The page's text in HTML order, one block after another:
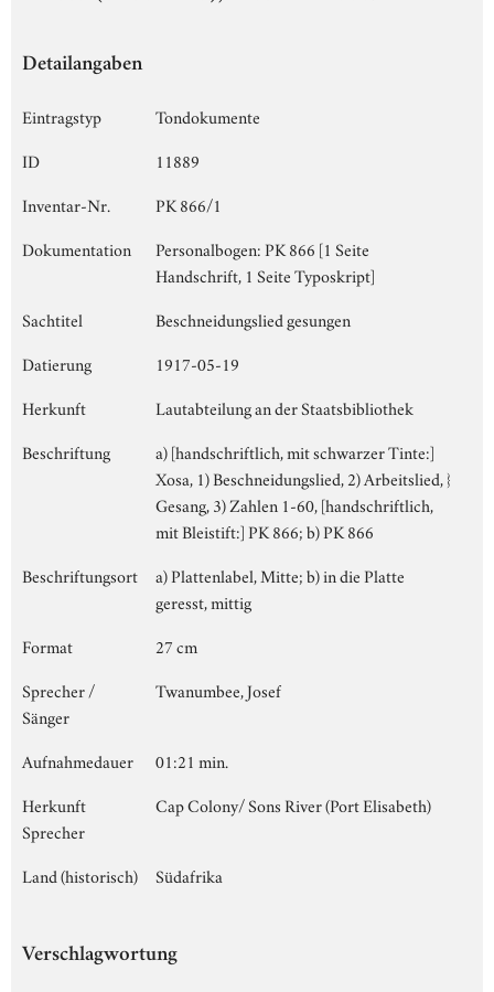
Detailangaben
Eintragstyp
Tondokumente
ID
11889
Inventar-Nr.
PK 866/1
Dokumentation
Personalbogen: PK 866 [1 Seite
Handschrift, 1 Seite Typoskript]
Sachtitel
Beschneidungslied gesungen
Datierung
1917-05-19
Herkunft
Lautabteilung an der Staatsbibliothek
Beschriftung
a) [handschriftlich, mit schwarzer Tinte:]
Xosa, 1) Beschneidungslied, 2) Arbeitslied, }
Gesang, 3) Zahlen 1-60, [handschriftlich,
mit Bleistift:] PK 866; b) PK 866
Beschriftungsort
a) Plattenlabel, Mitte; b) in die Platte
geresst, mittig
Format
27 cm
Sprecher /
Sänger
Twanumbee, Josef
Aufnahmedauer
01:21 min.
Herkunft
Sprecher
Cap Colony/ Sons River (Port Elisabeth)
Land (historisch) Südafrika
Verschlagwortung